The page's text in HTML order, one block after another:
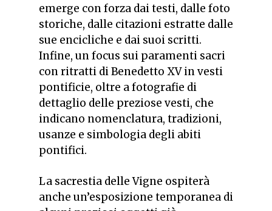
emerge con forza dai testi, dalle foto
storiche, dalle citazioni estratte dalle
sue encicliche e dai suoi scritti.
Infine, un focus sui paramenti sacri
con ritratti di Benedetto XV in vesti
pontificie, oltre a fotografie di
dettaglio delle preziose vesti, che
indicano nomenclatura, tradizioni,
usanze e simbologia degli abiti
pontifici.
La sacrestia delle Vigne ospiterà
anche un’esposizione temporanea di